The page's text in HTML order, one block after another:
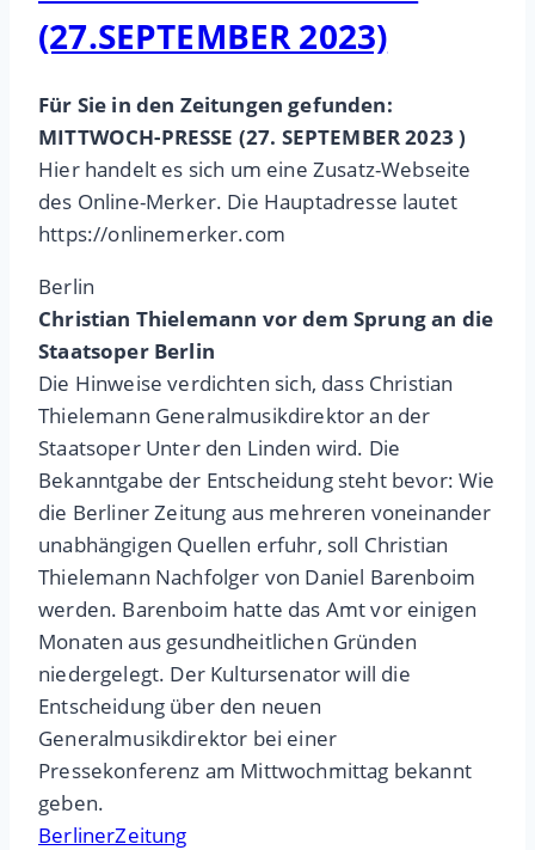
(27.SEPTEMBER 2023)
Für Sie in den Zeitungen gefunden:
MITTWOCH-PRESSE (27. SEPTEMBER 2023 )
Hier handelt es sich um eine Zusatz-Webseite
des Online-Merker. Die Hauptadresse lautet
https://onlinemerker.com
Berlin
Christian Thielemann vor dem Sprung an die
Staatsoper Berlin
Die Hinweise verdichten sich, dass Christian
Thielemann Generalmusikdirektor an der
Staatsoper Unter den Linden wird. Die
Bekanntgabe der Entscheidung steht bevor: Wie
die Berliner Zeitung aus mehreren voneinander
unabhängigen Quellen erfuhr, soll Christian
Thielemann Nachfolger von Daniel Barenboim
werden. Barenboim hatte das Amt vor einigen
Monaten aus gesundheitlichen Gründen
niedergelegt. Der Kultursenator will die
Entscheidung über den neuen
Generalmusikdirektor bei einer
Pressekonferenz am Mittwochmittag bekannt
geben.
BerlinerZeitung